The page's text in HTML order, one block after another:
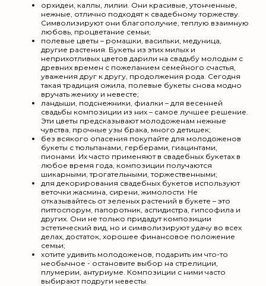
орхидеи, каллы, лилии. Они красивые, утонченные,
нежные, отлично подходят к свадебному торжеству.
Символизируют они благополучие, теплую взаимную
любовь, процветание семьи;
полевые цветы – ромашки, васильки, медуница,
другие растения. Букеты из этих милых и
неприхотливых цветов дарили на свадьбу молодым с
древних времен с пожеланием семейного счастья,
уважения друг к другу, продолжения рода. Сегодня
такая традиция ожила, полевые букеты снова модно
вручать жениху и невесте;
ландыши, подснежники, фиалки – для весенней
свадьбы композиции из них – самое лучшее решение.
Эти цветы предсказывают молодоженам нежные
чувства, прочные узы брака, много детишек;
без всякого опасения покупайте для молодоженов
букеты с тюльпанами, герберами, гиацинтами,
пионами. Их часто применяют в свадебных букетах в
любое время года, композиции получаются
шикарными, трогательными, торжественными;
для декорирования свадебных букетов используют
веточки жасмина, сирени, жимолости. Не
отказывайтесь от зеленых растений в букете – это
питтоспорум, папоротник, аспидистра, гипсофила и
других. Они не только придадут композиции
эстетический вид, но и символизируют удачу во всех
делах, достаток, хорошее финансовое положение
семьи;
хотите удивить молодоженов, подарить им что-то
необычное - остановите выбор на стрелиции,
плумерии, антуриуме. Композиции с ними часто
выбирают подруги невесты.